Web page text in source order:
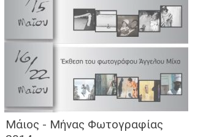
Μάιος - Μήνας Φωτογραφίας